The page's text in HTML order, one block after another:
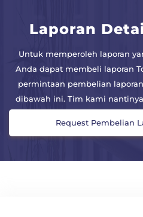
Laporan
Untuk memperoleh laporan
Anda dapat membeli laporan
permintaan pembelian
dibawah ini. Tim kami
Request Pembelian